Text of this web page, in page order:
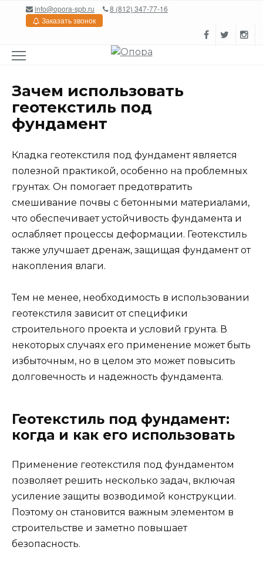
Перейтиinfo@opora-spb.ru
8 (812) 347-77-16
Заказать звонок
Зачем использовать
геотекстиль под
фундамент
Кладка геотекстиля под фундамент является
полезной практикой, особенно на проблемных
грунтах. Он помогает предотвратить
смешивание почвы с бетонными материалами,
что обеспечивает устойчивость фундамента и
ослабляет процессы деформации. Геотекстиль
также улучшает дренаж, защищая фундамент от
накопления влаги.
Тем не менее, необходимость в использовании
геотекстиля зависит от специфики
строительного проекта и условий грунта. В
некоторых случаях его применение может быть
избыточным, но в целом это может повысить
долговечность и надежность фундамента.
Геотекстиль под фундамент:
когда и как его использовать
Применение геотекстиля под фундаментом
позволяет решить несколько задач, включая
усиление защиты возводимой конструкции.
Поэтому он становится важным элементом в
строительстве и заметно повышает
безопасность.